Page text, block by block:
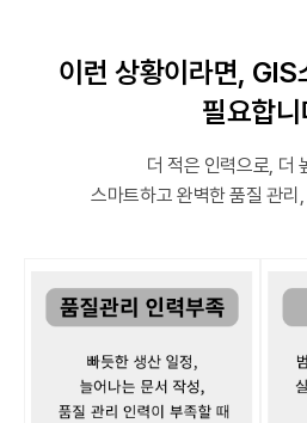
이런 상황이라면, GIS
필요합니
더 적은 인력으로, 더
스마트하고 완벽한 품질 관리